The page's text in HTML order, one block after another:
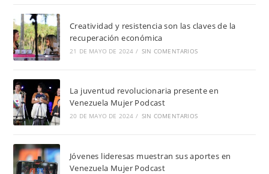
Creatividad y resistencia son las claves de la
recuperación económica
21 DE MAYO DE 2024 / SIN COMENTARIOS
La juventud revolucionaria presente en
Venezuela Mujer Podcast
20 DE MAYO DE 2024 / SIN COMENTARIOS
Jóvenes lideresas muestran sus aportes en
Venezuela Mujer Podcast